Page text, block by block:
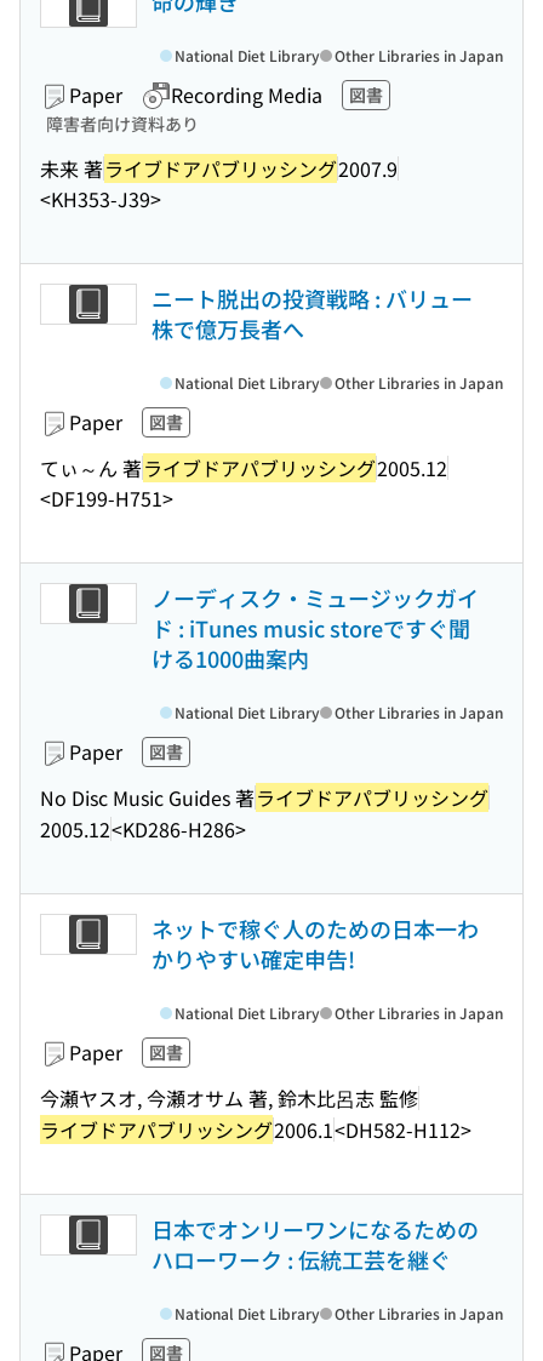
Paper Recording Media
図書
障害者向け資料あり
未来 著ライブドアパブリッシング2007.9
<KH353-J39>
National Diet Library Other Libraries in Japan
ニート脱出の投資戦略 : バリュー
株で億万長者へ
Paper 図書
てぃ～ん 著ライブドアパブリッシング2005.12
<DF199-H751>
National Diet Library Other Libraries in Japan
ノーディスク・ミュージックガイ
ド : iTunes music storeですぐ聞
ける1000曲案内
Paper 図書
No Disc Music Guides 著ライブドアパブリッシング
2005.12<KD286-H286>
National Diet Library Other Libraries in Japan
ネットで稼ぐ人のための日本一わ
かりやすい確定申告!
Paper 図書
今瀬ヤスオ, 今瀬オサム 著, 鈴木比呂志 監修
ライブドアパブリッシング2006.1<DH582-H112>
National Diet Library Other Libraries in Japan
日本でオンリーワンになるための
ハローワーク : 伝統工芸を継ぐ
Paper 図書
National Diet Library Other Libraries in Japan